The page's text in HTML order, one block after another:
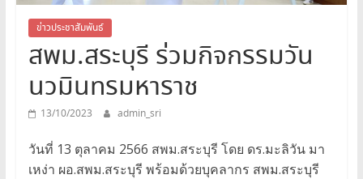
เขต
พื้นที่
การ
ศึกษา
มัธยมศึกษา
สระบุรี
ข่าวประชาสัมพันธ์
สพม.สระบุรี ร่วมกิจกรรมวัน
นวมินทรมหาราช
13/10/2023 admin_sri
วันที่ 13 ตุลาคม 2566 สพม.สระบุรี โดย ดร.มะลิวัน มา
เหง่า ผอ.สพม.สระบุรี พร้อมด้วยบุคลากร สพม.สระบุรี